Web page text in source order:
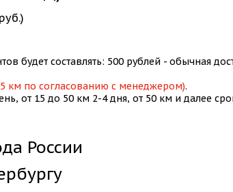
будет составлять: 500 рублей - обычная
км по согласованию с менеджером).
от 15 до 50 км 2-4 дня, от 50 км и далее
России